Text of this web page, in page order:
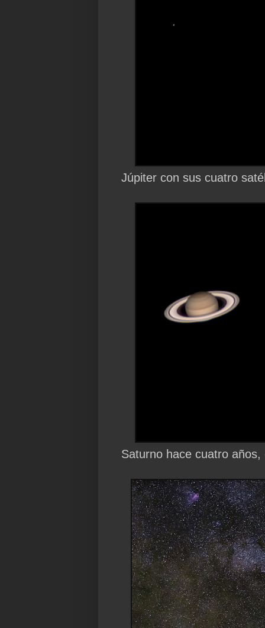
Júpiter con sus cuatro
Saturno hace cuatro